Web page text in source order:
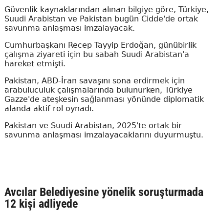
Güvenlik kaynaklarından alınan bilgiye göre, Türkiye,
Suudi Arabistan ve Pakistan bugün Cidde'de ortak
savunma anlaşması imzalayacak.
Cumhurbaşkanı Recep Tayyip Erdoğan, günübirlik
çalışma ziyareti için bu sabah Suudi Arabistan'a
hareket etmişti.
Pakistan, ABD-İran savaşını sona erdirmek için
arabuluculuk çalışmalarında bulunurken, Türkiye
Gazze'de ateşkesin sağlanması yönünde diplomatik
alanda aktif rol oynadı.
Pakistan ve Suudi Arabistan, 2025'te ortak bir
savunma anlaşması imzalayacaklarını duyurmuştu.
Avcılar Belediyesine yönelik soruşturmada
12 kişi adliyede